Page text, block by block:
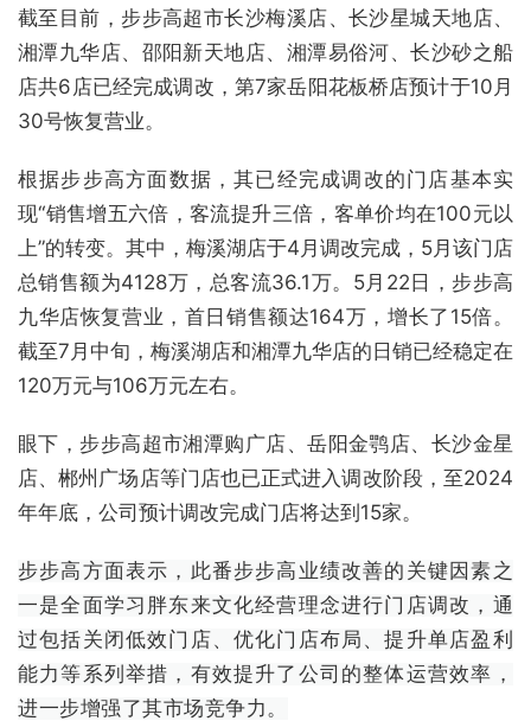
截至目前，步步高超市长沙梅溪店、长沙星城天地店、
湘潭九华店、邵阳新天地店、湘潭易俗河、长沙砂之船
店共6店已经完成调改，第7家岳阳花板桥店预计于10月
30号恢复营业。
根据步步高方面数据，其已经完成调改的门店基本实
现“销售增五六倍，客流提升三倍，客单价均在100元以
上”的转变。其中，梅溪湖店于4月调改完成，5月该门店
总销售额为4128万，总客流36.1万。5月22日，步步高
九华店恢复营业，首日销售额达164万，增长了15倍。
截至7月中旬，梅溪湖店和湘潭九华店的日销已经稳定在
120万元与106万元左右。
眼下，步步高超市湘潭购广店、岳阳金鹗店、长沙金星
店、郴州广场店等门店也已正式进入调改阶段，至2024
年年底，公司预计调改完成门店将达到15家。
步步高方面表示，此番步步高业绩改善的关键因素之
一是全面学习胖东来文化经营理念进行门店调改，通
过包括关闭低效门店、优化门店布局、提升单店盈利
能力等系列举措，有效提升了公司的整体运营效率，
进一步增强了其市场竞争力。